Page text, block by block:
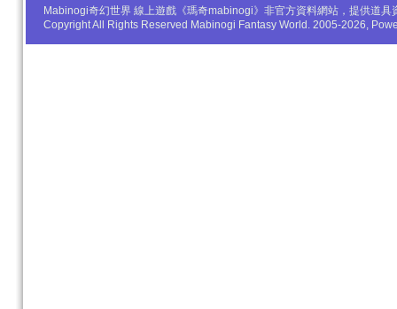
Mabinogi奇幻世界 線上遊戲《瑪奇mabinogi》非官方資料網站，提供道
Copyright All Rights Reserved Mabinogi Fantasy World. 2005-2026,